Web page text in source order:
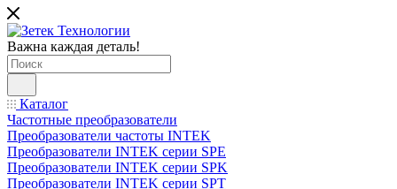
Важна каждая деталь!
Каталог
Частотные преобразователи
Преобразователи частоты INTEK
Преобразователи INTEK серии SPE
Преобразователи INTEK серии SPK
Преобразователи INTEK серии SPT